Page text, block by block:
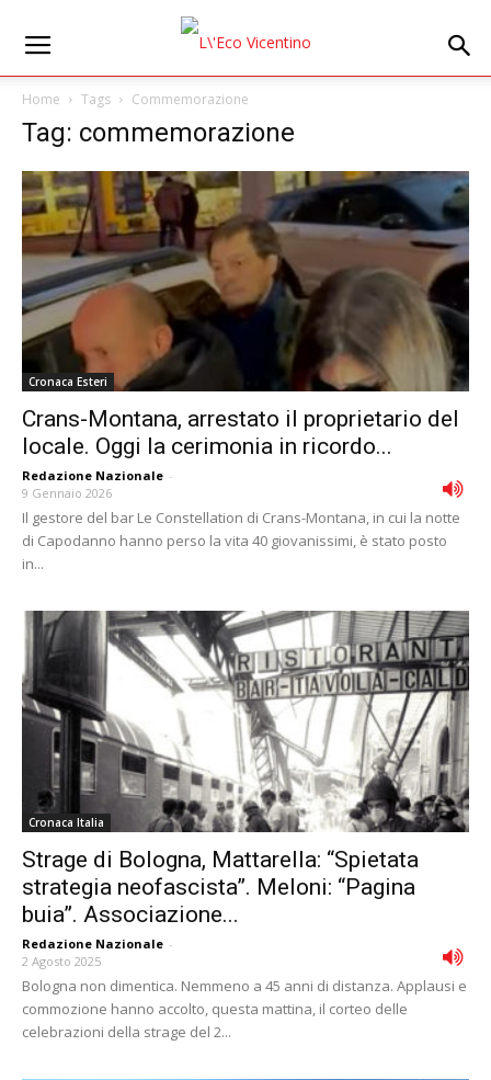
Home Tags Commemorazione
Tag: commemorazione
Cronaca Esteri
Crans-Montana, arrestato il proprietario del
locale. Oggi la cerimonia in ricordo...
Redazione Nazionale -
9 Gennaio 2026
Il gestore del bar Le Constellation di Crans-Montana, in cui la notte
di Capodanno hanno perso la vita 40 giovanissimi, è stato posto
in...
Cronaca Italia
Strage di Bologna, Mattarella: “Spietata
strategia neofascista”. Meloni: “Pagina
buia”. Associazione...
Redazione Nazionale -
2 Agosto 2025
Bologna non dimentica. Nemmeno a 45 anni di distanza. Applausi e
commozione hanno accolto, questa mattina, il corteo delle
celebrazioni della strage del 2...